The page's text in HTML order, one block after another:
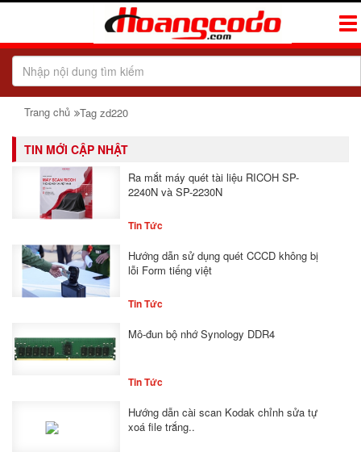
Trang chủ Tag zd220
TIN MỚI CẬP NHẬT
Ra mắt máy quét tài liệu RICOH SP-
2240N và SP-2230N
Tin Tức
Hướng dẫn sử dụng quét CCCD không bị
lỗi Form tiếng việt
Tin Tức
Mô-đun bộ nhớ Synology DDR4
Tin Tức
Hướng dẫn cài scan Kodak chỉnh sửa tự
xoá file trắng..